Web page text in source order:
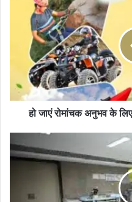
हो जाएं रोमांचक अनुभव के